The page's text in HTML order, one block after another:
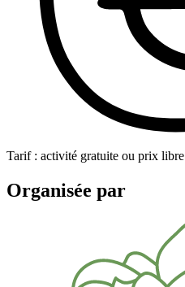
Tarif : activité gratuite ou prix libre
Organisée par